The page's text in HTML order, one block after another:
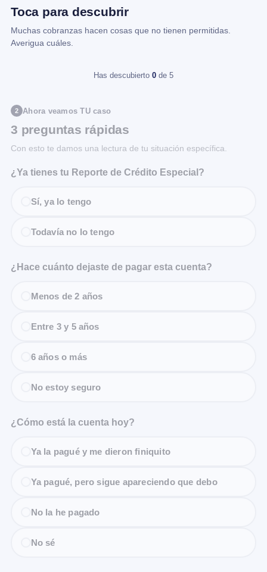
Toca para descubrir
Muchas cobranzas hacen cosas que no tienen permitidas.
Averigua cuáles.
Has descubierto 0 de 5
2 Ahora veamos TU caso
3 preguntas rápidas
Con esto te damos una lectura de tu situación específica.
¿Ya tienes tu Reporte de Crédito Especial?
Sí, ya lo tengo
Todavía no lo tengo
¿Hace cuánto dejaste de pagar esta cuenta?
Menos de 2 años
Entre 3 y 5 años
6 años o más
No estoy seguro
¿Cómo está la cuenta hoy?
Ya la pagué y me dieron finiquito
Ya pagué, pero sigue apareciendo que debo
No la he pagado
No sé